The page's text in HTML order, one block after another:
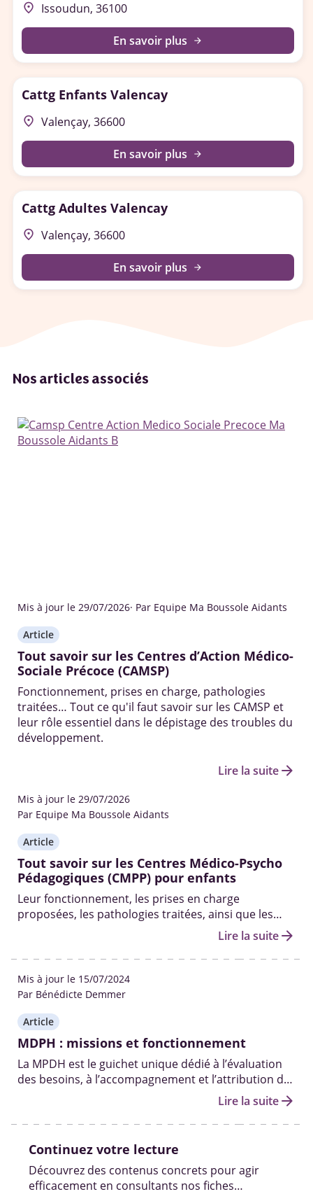
place Issoudun, 36100
En savoir plus arrow_forward
Cattg Enfants Valencay
place Valençay, 36600
En savoir plus arrow_forward
Cattg Adultes Valencay
place Valençay, 36600
En savoir plus arrow_forward
Nos articles associés
Mis à jour le 29/07/2026· Par Equipe Ma Boussole Aidants
Article
Tout savoir sur les Centres d’Action Médico-
Sociale Précoce (CAMSP)
Fonctionnement, prises en charge, pathologies
traitées… Tout ce qu'il faut savoir sur les CAMSP et
leur rôle essentiel dans le dépistage des troubles du
développement.
Lire la suitearrow_forward
Mis à jour le 29/07/2026
Par Equipe Ma Boussole Aidants
Article
Tout savoir sur les Centres Médico-Psycho
Pédagogiques (CMPP) pour enfants
Leur fonctionnement, les prises en charge
proposées, les pathologies traitées, ainsi que les
Lire la suitearrow_forward
Mis à jour le 15/07/2024
Par Bénédicte Demmer
Article
MDPH : missions et fonctionnement
La MPDH est le guichet unique dédié à l’évaluation
des besoins, à l’accompagnement et l’attribution des
aides et droits aux personnes handicapées.Lire la suitearrow_forward
Continuez votre lecture
Découvrez des contenus concrets pour agir
efficacement en consultants nos fiches